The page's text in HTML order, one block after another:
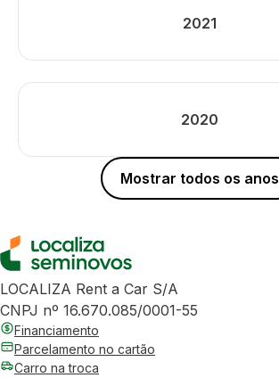
2021
2020
Mostrar todos os anos
LOCALIZA Rent a Car S/A
CNPJ nº 16.670.085/0001-55
Financiamento
Parcelamento no cartão
Carro na troca